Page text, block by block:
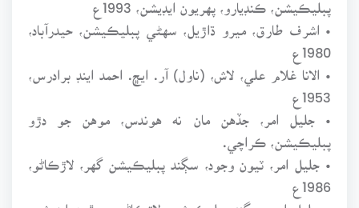
• اشرف طارق، ميرو ڌاڙيل، سهڻي پبليڪيشن، حيدرآباد،
1980ع
• الانا غلام علي، لاش، (ناول) آر. ايڇ. احمد اينڊ برادرس،
1953ع
• جليل امر، جڏهن مان نه هوندس، موهن جو دڙو
پبليڪيشن، ڪراچي.
• جليل امر، ٽيون وجود، سڳند پبليڪيشن گهر، لاڙڪاڻو،
1986ع
• جليل امر، سڳند پبليڪيشن، لاڙڪاڻو، چوٿون ايڊيشن،